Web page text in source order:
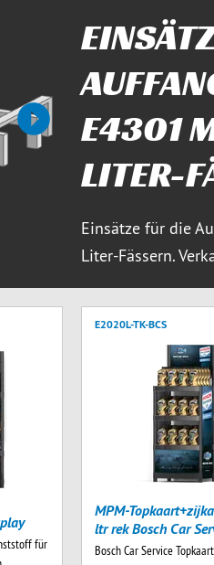
nächsteE4301
LITER-
Einsätze für die
Liter-Fässern.
für
E2020L-TK-BCS
MPM-
ltr rek Bosch Car
Bosch Car Service